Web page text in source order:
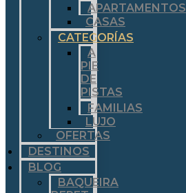
APARTAMENTOS
CASAS
CATEGORÍAS
A
PIE
DE
PISTAS
FAMILIAS
LUJO
OFERTAS
DESTINOS
BLOG
BAQUEIRA